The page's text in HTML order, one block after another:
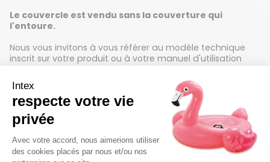
Le couvercle est vendu sans la couverture qui
l'entoure.
Nous vous invitons à vous référer au modèle technique
inscrit sur votre produit ou à votre manuel d'utilisation
afin de commander la bonne référence.
Détails techniques